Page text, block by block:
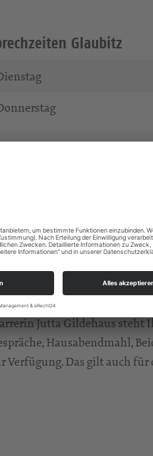
Glaubitz
Jutta Gildehaus steht
Hausabendmahl,
Verfügung. Das gilt auch